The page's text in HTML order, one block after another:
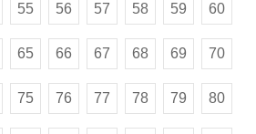
55 56 57 58 59 60
65 66 67 68 69 70
75 76 77 78 79 80